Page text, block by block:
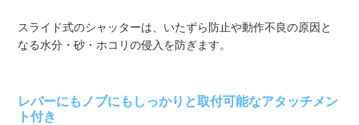
スライド式のシャッターは、いたずら防止や動作不良の原因と
なる水分・砂・ホコリの侵入を防ぎます。
レバーにもノブにもしっかりと取付可能なアタッチメン
ト付き